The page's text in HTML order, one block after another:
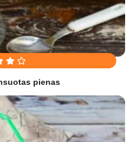
pienas